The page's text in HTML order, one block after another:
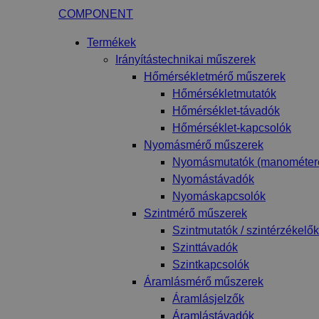
COMPONENT
Termékek
Irányítástechnikai műszerek
Hőmérsékletmérő műszerek
Hőmérsékletmutatók
Hőmérséklet-távadók
Hőmérséklet-kapcsolók
Nyomásmérő műszerek
Nyomásmutatók
Nyomástávadók
Nyomáskapcsolók
Szintmérő műszerek
Szintmutatók / szintérzékelők
Szinttávadók
Szintkapcsolók
Áramlásmérő műszerek
Áramlásjelzők
Áramlástávadók